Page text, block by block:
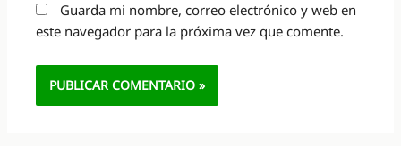
Guarda mi nombre, correo electrónico y web en
este navegador para la próxima vez que comente.